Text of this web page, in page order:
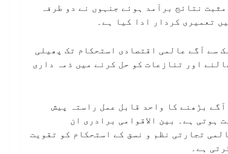
نتائج برآمد ہوئے جنہوں نے دو طرفہ
تعمیری کردار ادا کیا ہے۔
سے آگے عالمی اقتصادی استحکام تک پھیلی
اور تنازعات کو حل کرنے میں ذمہ داری
بڑھنے کا واحد قابل عمل راستہ پیش
ہوتی ہے۔ بین الاقوامی برادری ان
تجارتی نظم و نسق کے استحکام کو تقویت
ہے۔